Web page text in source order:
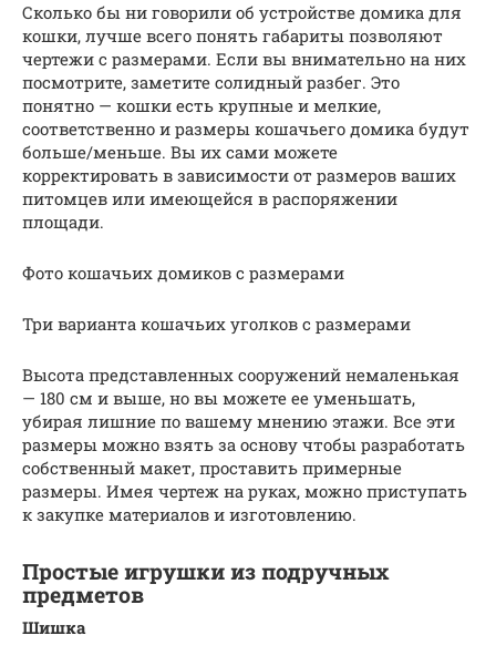
Сколько бы ни говорили об устройстве домика для
кошки, лучше всего понять габариты позволяют
чертежи с размерами. Если вы внимательно на них
посмотрите, заметите солидный разбег. Это
понятно — кошки есть крупные и мелкие,
соответственно и размеры кошачьего домика будут
больше/меньше. Вы их сами можете
корректировать в зависимости от размеров ваших
питомцев или имеющейся в распоряжении
площади.
Фото кошачьих домиков с размерами
Три варианта кошачьих уголков с размерами
Высота представленных сооружений немаленькая
— 180 см и выше, но вы можете ее уменьшать,
убирая лишние по вашему мнению этажи. Все эти
размеры можно взять за основу чтобы разработать
собственный макет, проставить примерные
размеры. Имея чертеж на руках, можно приступать
к закупке материалов и изготовлению.
Простые игрушки из подручных
предметов
Шишка